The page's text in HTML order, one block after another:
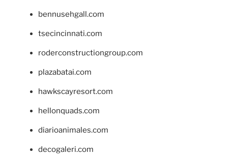
bennusehgall.com
tsecincinnati.com
roderconstructiongroup.com
plazabatai.com
hawkscayresort.com
hellonquads.com
diarioanimales.com
decogaleri.com